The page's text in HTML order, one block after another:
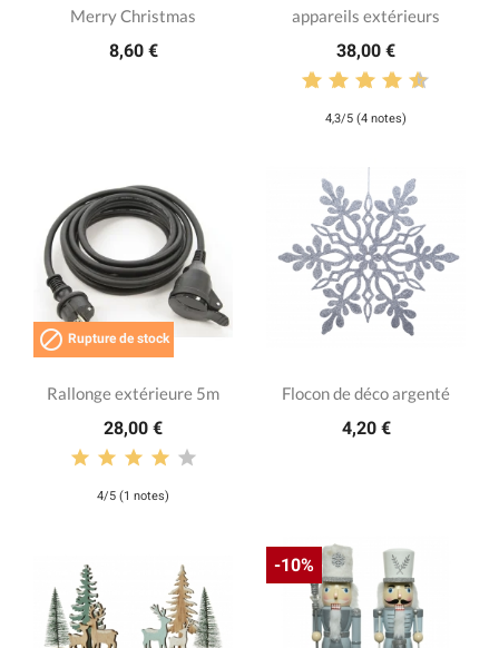
Merry Christmas
8,60 €
appareils extérieurs
38,00 €
4,3/5 (4 notes)
 Rupture de stock
Rallonge extérieure 5m
28,00 €
4/5 (1 notes)
Flocon de déco argenté
4,20 €
-10%